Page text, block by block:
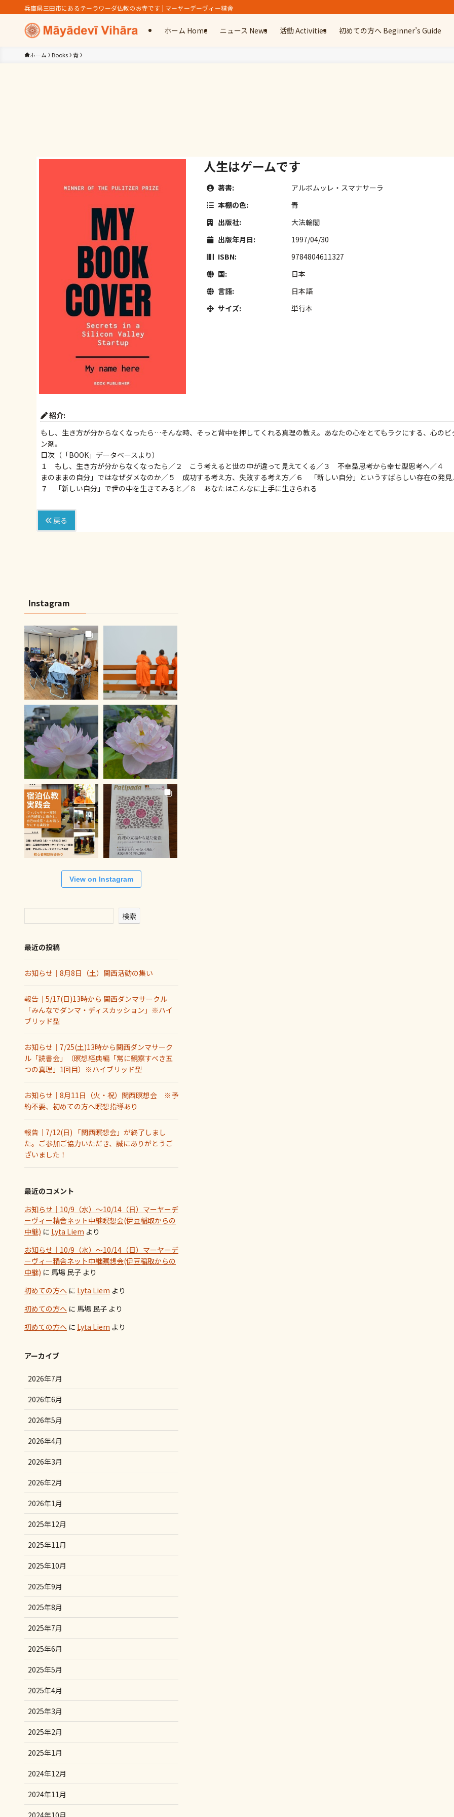
兵庫県三田市にあるテーラワーダ仏教のお寺です | マーヤーデーヴィー精舎
ホーム Home ニュース News 活動 Activities 初めての方へ Beginner’s Guide
ホーム Books 青
人生はゲームです
著書:
アルボムッレ・スマナサーラ
本棚の色:
青
出版社:
大法輪閣
出版年月日:
1997/04/30
ISBN:
9784804611327
国:
日本
言語:
日本語
サイズ:
単行本
紹介:
もし、生き方が分からなくなったら…そんな時、そっと背中を押してくれる真理の教え。あなたの心をとてもラクにする、心のビ
ン剤。
目次（「BOOK」データベースより）
１ もし、生き方が分からなくなったら／２ こう考えると世の中が違って見えてくる／３ 不幸型思考から幸せ型思考へ／４
まのままの自分」ではなぜダメなのか／５ 成功する考え方、失敗する考え方／６ 「新しい自分」というすばらしい存在の発見
７ 「新しい自分」で世の中を生きてみると／８ あなたはこんなに上手に生きられる
戻る
Instagram
View on Instagram
検索
最近の投稿
お知らせ｜8月8日（土）関西活動の集い
報告｜5/17(日)13時から 関西ダンマサークル
「みんなでダンマ・ディスカッション」※ハイ
ブリッド型
お知らせ｜7/25(土)13時から関西ダンマサーク
ル「読書会」（瞑想経典編「常に観察すべき五
つの真理」1回目）※ハイブリッド型
お知らせ｜8月11日（火・祝）関西瞑想会 ※予
約不要、初めての方へ瞑想指導あり
報告｜7/12(日) 「関西瞑想会」が終了しまし
た。ご参加ご協力いただき、誠にありがとうご
ざいました！
最近のコメント
お知らせ｜10/9（水）～10/14（日）マーヤーデ
ーヴィー精舎ネット中継瞑想会(伊豆稲取からの
中継) に Lyta Liem より
お知らせ｜10/9（水）～10/14（日）マーヤーデ
ーヴィー精舎ネット中継瞑想会(伊豆稲取からの
中継) に 馬場 民子 より
初めての方へ に Lyta Liem より
初めての方へ に 馬場 民子 より
初めての方へ に Lyta Liem より
アーカイブ
2026年7月
2026年6月
2026年5月
2026年4月
2026年3月
2026年2月
2026年1月
2025年12月
2025年11月
2025年10月
2025年9月
2025年8月
2025年7月
2025年6月
2025年5月
2025年4月
2025年3月
2025年2月
2025年1月
2024年12月
2024年11月
2024年10月